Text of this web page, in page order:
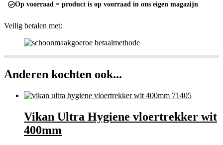
Op voorraad = product is op voorraad in ons eigen magazijn
Veilig betalen met:
Anderen kochten ook...
Vikan Ultra Hygiene vloertrekker wit
400mm